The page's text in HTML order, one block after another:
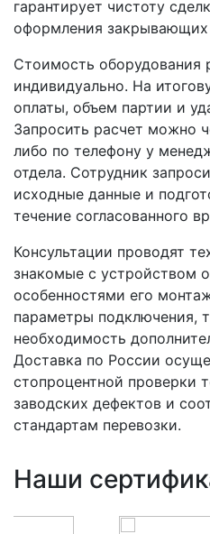
гарантирует чистоту
оформления закрывающих
Стоимость оборудования
индивидуально. На
оплаты, объем партии и
Запросить расчет можно
либо по телефону у
отдела. Сотрудник
исходные данные и
течение согласованного
Консультации проводят
знакомые с устройством
особенностями его
параметры подключения,
необходимость
Доставка по России
стопроцентной проверки
заводских дефектов и
стандартам перевозки.
Наши